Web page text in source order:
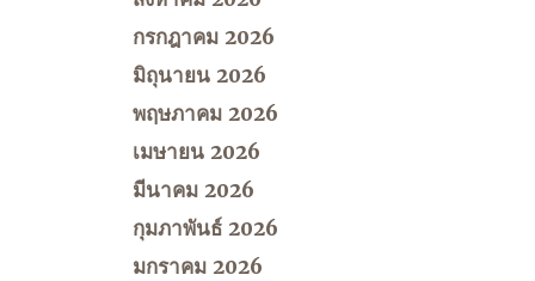
กรกฎาคม 2026
มิถุนายน 2026
พฤษภาคม 2026
เมษายน 2026
มีนาคม 2026
กุมภาพันธ์ 2026
มกราคม 2026